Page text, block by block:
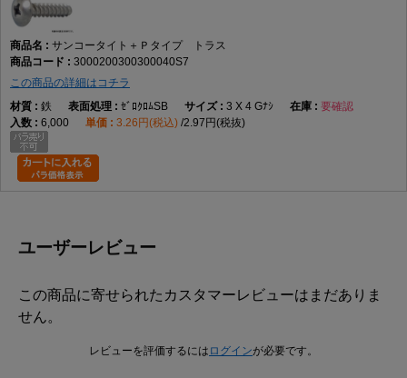
サンコータイト＋Ｐタイプ トラス
3000200300300040S7
この商品の詳細はコチラ
鉄
ｾﾞﾛｸﾛﾑSB 3 X 4 Gﾅｼ
要確認
6,000
3.26円(税込) 2.97円(税抜)
ユーザーレビュー
この商品に寄せられたカスタマーレビューはまだありま
せん。
レビューを評価するには ログインが必要です。